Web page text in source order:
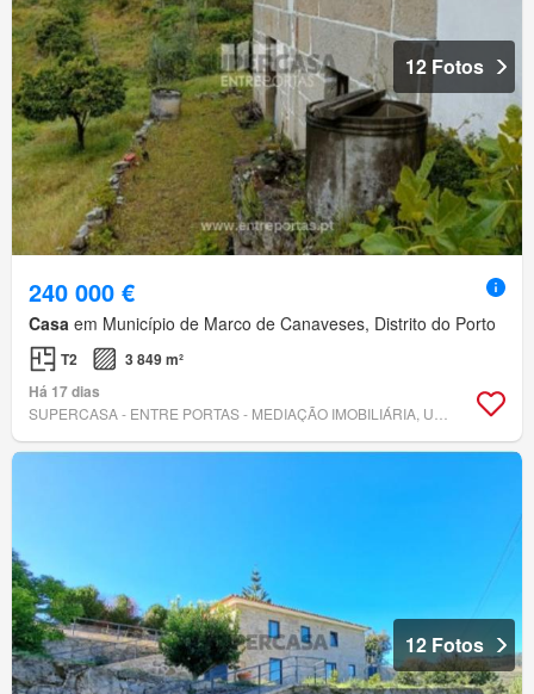
12 Fotos
240 000 €
Casa em Município de Marco de Canaveses, Distrito do Porto
T2
3 849 m²
Há 17 dias
12 Fotos